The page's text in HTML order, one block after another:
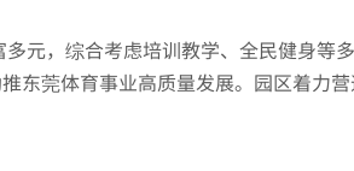
元，综合考虑培训教学、全民健身等
东莞体育事业高质量发展。园区着力